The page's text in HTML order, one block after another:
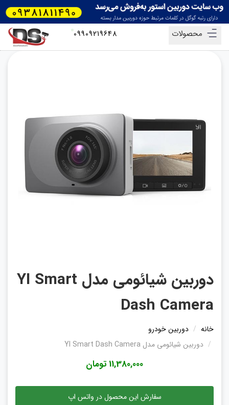
محصولات 09909219648
دوربين شيائومی مدل YI Smart
Dash Camera
خانه
دوربین خودرو
دوربين شيائومی مدل YI Smart Dash Camera
11,380,000 تومان
سفارش این محصول در واتس اپ